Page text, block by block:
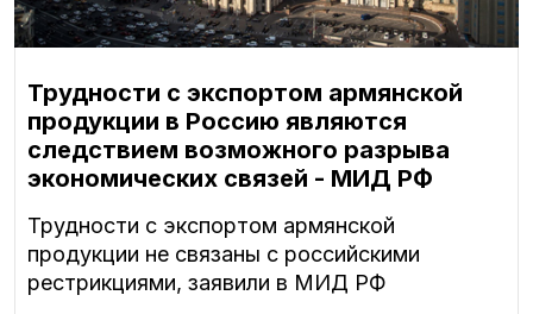
Трудности с экспортом армянской
продукции в Россию являются
следствием возможного разрыва
экономических связей - МИД РФ
Трудности с экспортом армянской
продукции не связаны с российскими
рестрикциями, заявили в МИД РФ